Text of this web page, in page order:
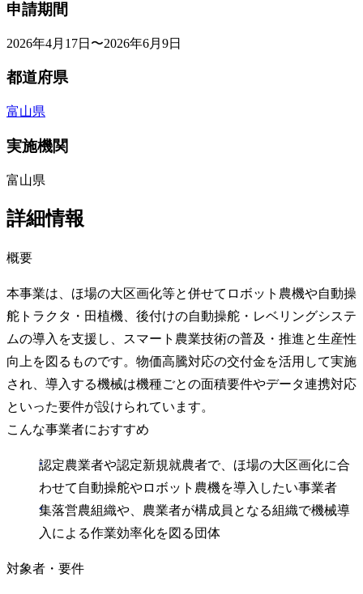
申請期間
2026年4月17日〜2026年6月9日
都道府県
富山県
実施機関
富山県
詳細情報
概要
本事業は、ほ場の大区画化等と併せてロボット農機や自動操
舵トラクタ・田植機、後付けの自動操舵・レベリングシステ
ムの導入を支援し、スマート農業技術の普及・推進と生産性
向上を図るものです。物価高騰対応の交付金を活用して実施
され、導入する機械は機種ごとの面積要件やデータ連携対応
といった要件が設けられています。
こんな事業者におすすめ
認定農業者や認定新規就農者で、ほ場の大区画化に合
わせて自動操舵やロボット農機を導入したい事業者
集落営農組織や、農業者が構成員となる組織で機械導
入による作業効率化を図る団体
対象者・要件